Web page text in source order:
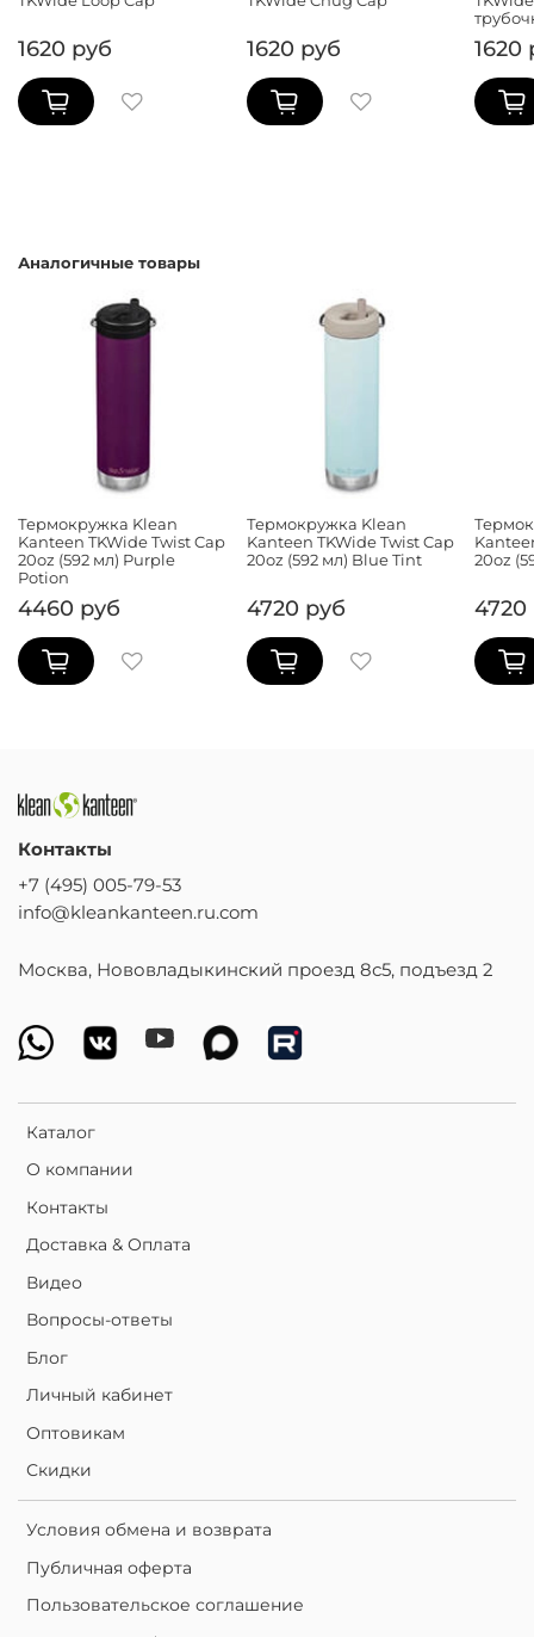
1620 руб 1620 руб 1620
Аналогичные товары
Термокружка Klean
Kanteen TKWide Twist Cap
20oz (592 мл) Purple
Potion
4460 руб
Термокружка Klean
Kanteen TKWide Twist Cap
20oz (592 мл) Blue Tint
4720 руб
20oz
4720
Каталог
О компании
Контакты
Доставка & Оплата
Видео
Вопросы-ответы
Блог
Личный кабинет
Оптовикам
Скидки
Условия обмена и возврата
Публичная оферта
Пользовательское соглашение
Контакты
+7 (495) 005-79-53
info@kleankanteen.ru.com
Москва, Нововладыкинский проезд 8с5, подъезд 2